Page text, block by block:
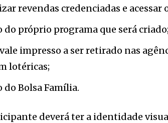
revendas credenciadas e acessar
do próprio programa que será criado;
impresso a ser retirado nas
lotéricas;
do Bolsa Família.
deverá ter a identidade